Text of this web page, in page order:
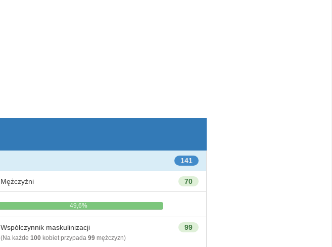
141
70
Mężczyźni
49,6%
99
Współczynnik maskulinizacji
(Na każde 100kobiet przypada 99mężczyzn)